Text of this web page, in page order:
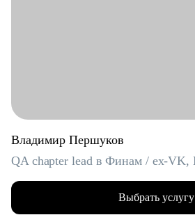
Владимир Першуков
QA chapter lead в Финам / ex-
Выбрать услугу